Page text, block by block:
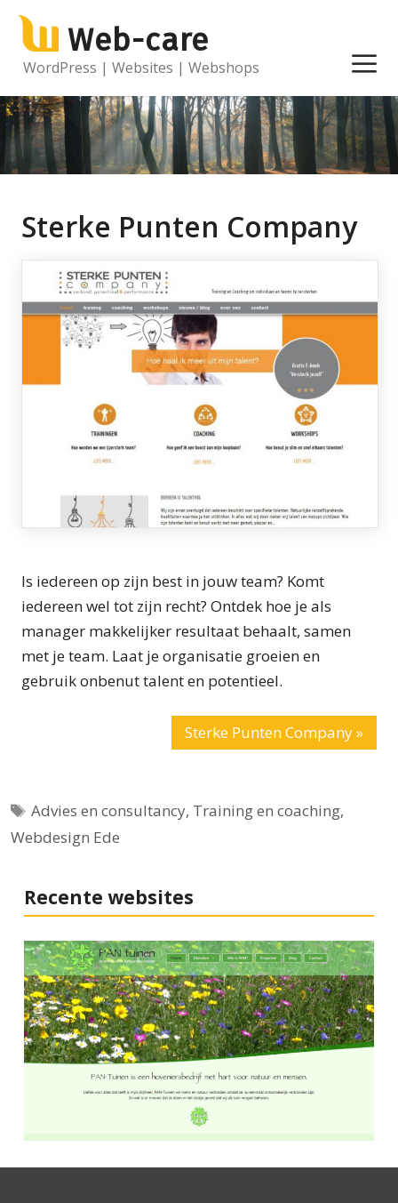
Ga
naar
Web-care
WordPress | Websites | Webshops
Sterke Punten Company
Is iedereen op zijn best in jouw team? Komt
iedereen wel tot zijn recht? Ontdek hoe je als
manager makkelijker resultaat behaalt, samen
met je team. Laat je organisatie groeien en
gebruik onbenut talent en potentieel.
Sterke Punten Company »
Tags
Advies en consultancy, Training en coaching,
Webdesign Ede
Recente websites